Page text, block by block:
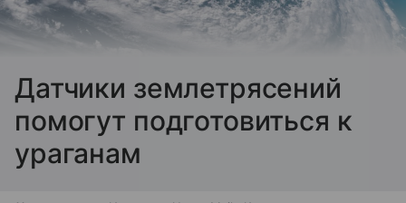
Датчики землетрясений
помогут подготовиться к
ураганам